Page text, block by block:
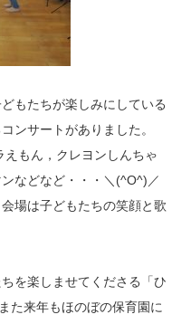
もたちが楽しみにしている
ンサートがありました。
もん，クレヨンしんちゃ
などなど・・・＼(^O^)／
場は子どもたちの笑顔と歌
を楽しませてくださる「ひ
た来年もほのぼの保育園に